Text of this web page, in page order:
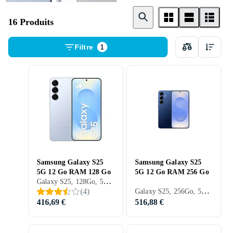
16 Produits
Filtre 1
Samsung Galaxy S25
5G 12 Go RAM 128 Go
Galaxy S25, 128Go, 5G (NR), 6.2 pouces, 12Go, 2025
(4)
416,69 €
Samsung Galaxy S25
5G 12 Go RAM 256 Go
Galaxy S25, 256Go, 5G (NR), 6.2 pouces, 12Go, 2025
516,88 €